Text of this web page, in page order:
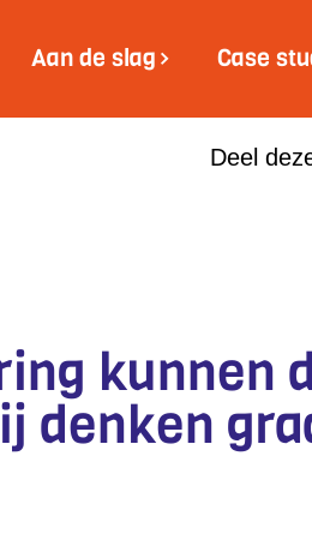
Aan de slag Case
Deel
kunnen
denken